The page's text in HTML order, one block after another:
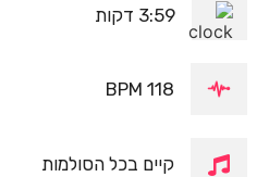
3:59 דקות
118 BPM
קיים בכל הסולמות